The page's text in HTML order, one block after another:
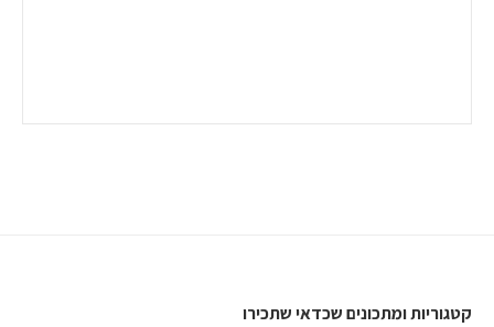
קטגוריות ומתכונים שכדאי שתכירו